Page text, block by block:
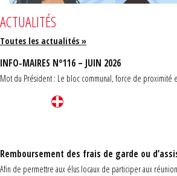
ACTUALITÉS
Toutes les actualités »
INFO-MAIRES N°116 – JUIN 2026
Mot du Président : Le bloc communal, force de proximité
Remboursement des frais de garde ou
Afin de permettre aux élus locaux de participer aux